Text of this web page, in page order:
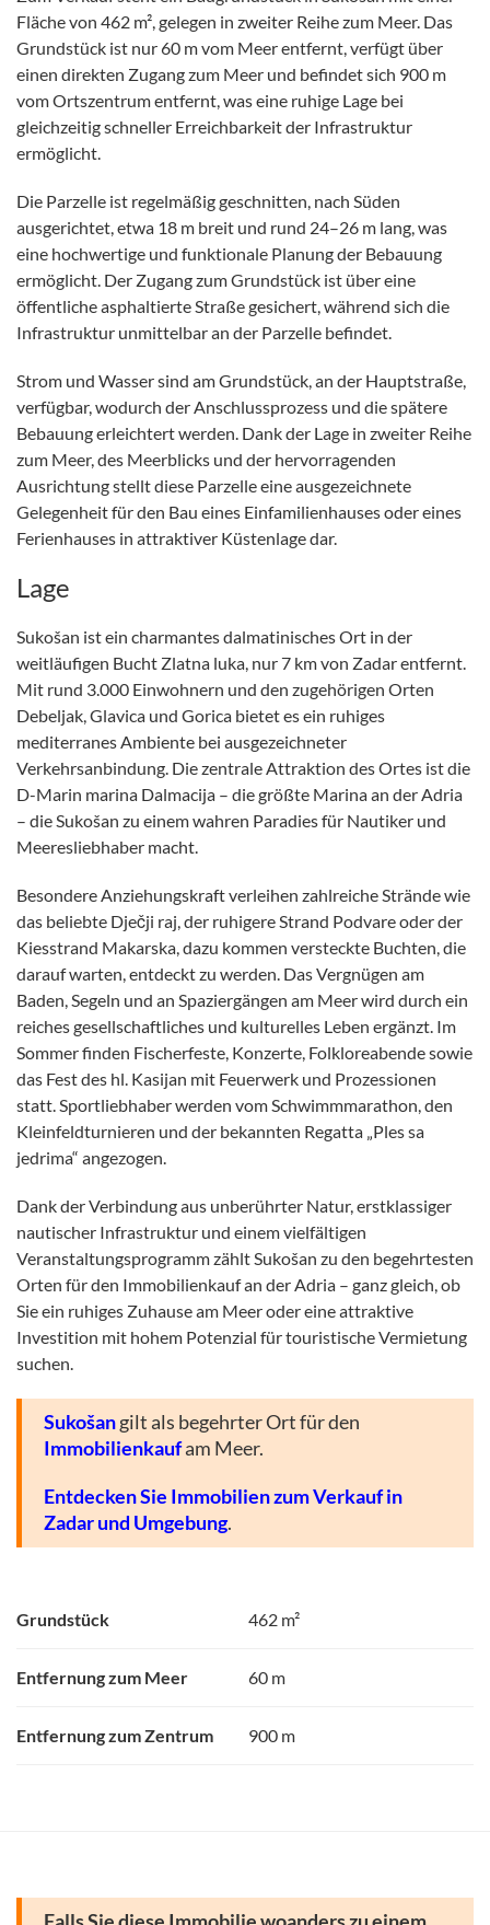
Fläche von 462 m², gelegen in zweiter Reihe zum Meer. Das
Grundstück ist nur 60 m vom Meer entfernt, verfügt über
einen direkten Zugang zum Meer und befindet sich 900 m
vom Ortszentrum entfernt, was eine ruhige Lage bei
gleichzeitig schneller Erreichbarkeit der Infrastruktur
ermöglicht.
Die Parzelle ist regelmäßig geschnitten, nach Süden
ausgerichtet, etwa 18 m breit und rund 24–26 m lang, was
eine hochwertige und funktionale Planung der Bebauung
ermöglicht. Der Zugang zum Grundstück ist über eine
öffentliche asphaltierte Straße gesichert, während sich die
Infrastruktur unmittelbar an der Parzelle befindet.
Strom und Wasser sind am Grundstück, an der Hauptstraße,
verfügbar, wodurch der Anschlussprozess und die spätere
Bebauung erleichtert werden. Dank der Lage in zweiter Reihe
zum Meer, des Meerblicks und der hervorragenden
Ausrichtung stellt diese Parzelle eine ausgezeichnete
Gelegenheit für den Bau eines Einfamilienhauses oder eines
Ferienhauses in attraktiver Küstenlage dar.
Lage
Sukošan ist ein charmantes dalmatinisches Ort in der
weitläufigen Bucht Zlatna luka, nur 7 km von Zadar entfernt.
Mit rund 3.000 Einwohnern und den zugehörigen Orten
Debeljak, Glavica und Gorica bietet es ein ruhiges
mediterranes Ambiente bei ausgezeichneter
Verkehrsanbindung. Die zentrale Attraktion des Ortes ist die
D-Marin marina Dalmacija – die größte Marina an der Adria
– die Sukošan zu einem wahren Paradies für Nautiker und
Meeresliebhaber macht.
Besondere Anziehungskraft verleihen zahlreiche Strände wie
das beliebte Dječji raj, der ruhigere Strand Podvare oder der
Kiesstrand Makarska, dazu kommen versteckte Buchten, die
darauf warten, entdeckt zu werden. Das Vergnügen am
Baden, Segeln und an Spaziergängen am Meer wird durch ein
reiches gesellschaftliches und kulturelles Leben ergänzt. Im
Sommer finden Fischerfeste, Konzerte, Folkloreabende sowie
das Fest des hl. Kasijan mit Feuerwerk und Prozessionen
statt. Sportliebhaber werden vom Schwimmmarathon, den
Kleinfeldturnieren und der bekannten Regatta „Ples sa
jedrima“ angezogen.
Dank der Verbindung aus unberührter Natur, erstklassiger
nautischer Infrastruktur und einem vielfältigen
Veranstaltungsprogramm zählt Sukošan zu den begehrtesten
Orten für den Immobilienkauf an der Adria – ganz gleich, ob
Sie ein ruhiges Zuhause am Meer oder eine attraktive
Investition mit hohem Potenzial für touristische Vermietung
suchen.
Sukošangilt als begehrter Ort für den
Immobilienkaufam Meer.
Entdecken Sie Immobilien zum Verkauf in
Zadar und Umgebung.
Grundstück 462 m²
Entfernung zum Meer 60 m
Entfernung zum Zentrum 900 m